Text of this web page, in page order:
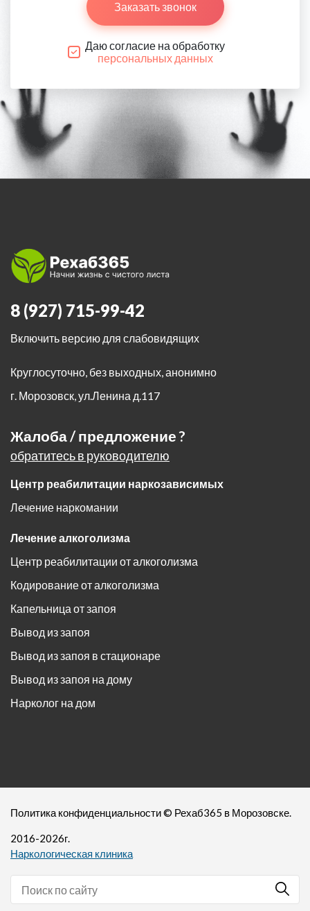
Заказать звонок
Даю согласие на обработку
персональных данных
8 (927) 715-99-42
Включить версию для слабовидящих
Круглосуточно, без выходных, анонимно
г. Морозовск,ул.Ленина д.117
Жалоба / предложение ?
обратитесь в руководителю
Центр реабилитации наркозависимых
Лечение наркомании
Лечение алкоголизма
Центр реабилитации от алкоголизма
Кодирование от алкоголизма
Капельница от запоя
Вывод из запоя
Вывод из запоя в стационаре
Вывод из запоя на дому
Нарколог на дом
Политика конфиденциальности© Рехаб365 в Морозовске.
2016-2026г.
Наркологическая клиника